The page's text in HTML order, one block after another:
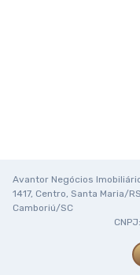
Avantor Negócios
1417, Centro, Santa Maria/
Camboriú/SC